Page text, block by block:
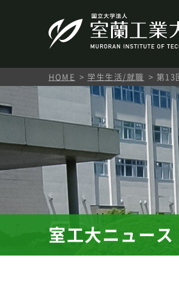
HOME 学生生活/就職 第13
室工大ニュース